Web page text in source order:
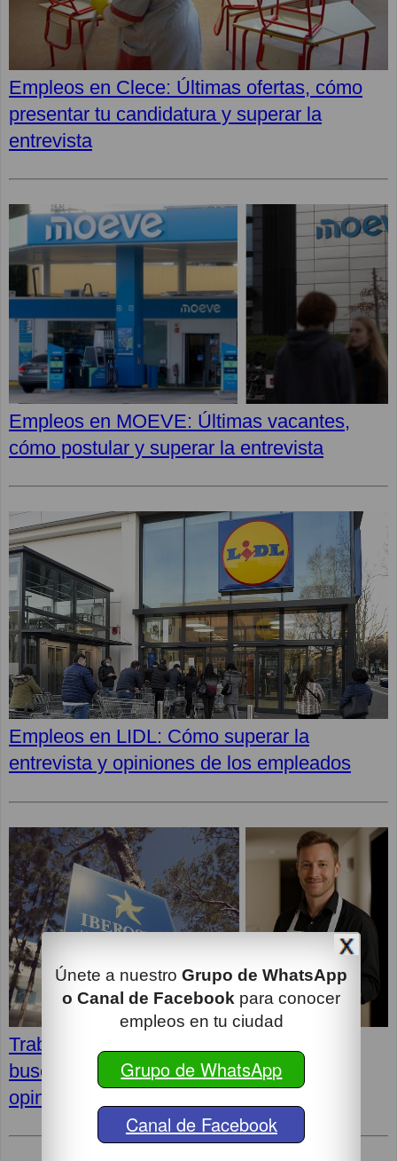
Únete a nuestro Grupo de WhatsApp
o Canal de Facebook para conocer
empleos en tu ciudad
Grupo de WhatsApp
Canal de Facebook
Empleos en Clece: Últimas ofertas, cómo
presentar tu candidatura y superar la
entrevista
Empleos en MOEVE: Últimas vacantes,
cómo postular y superar la entrevista
Empleos en LIDL: Cómo superar la
entrevista y opiniones de los empleados
Trabajos en Hoteles Iberostar: Dónde
buscar, cómo presentar tu candidatura y
opiniones de los trabajadores